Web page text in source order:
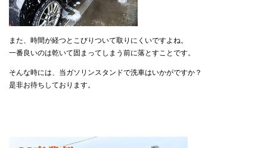
また、時間が経つとこびりついて取りにくいですよね。
一番良いのは乾いて固まってしまう前に落とすことです。
そんな時には、当ガソリンスタンドで洗車はいかがですか？
是非お待ちしております。